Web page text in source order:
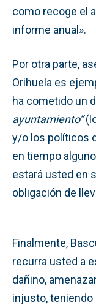
como recoge el
informe anual».
Por otra parte,
Orihuela es
ha cometido un
ayuntamiento”
y/o los políticos
en tiempo
estará usted en
obligación de
Finalmente,
recurra usted a
dañino,
injusto,